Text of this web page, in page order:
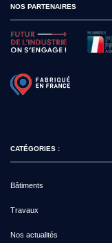
NOS PARTENAIRES
CATÉGORIES :
Bâtiments
Travaux
Nos actualités